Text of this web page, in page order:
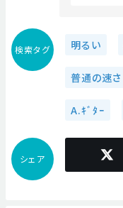
検索タグ 明るい
普通の速さ
A.ｷﾞﾀｰ
シェア